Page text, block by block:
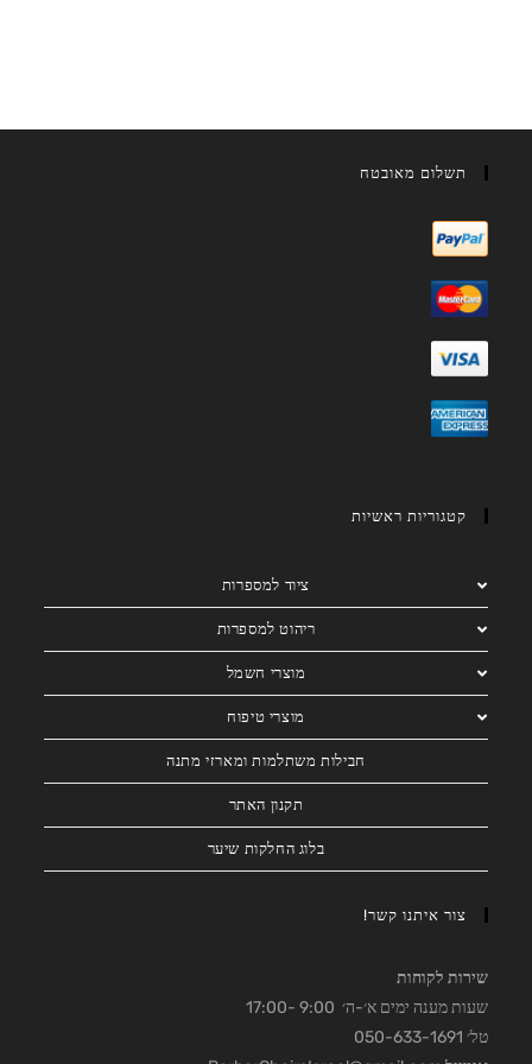
תשלום מאובטח
קטגוריות ראשיות
ציוד למספרות
ריהוט למספרות
מוצרי חשמל
מוצרי טיפוח
חבילות משתלמות ומארזי מתנה
תקנון האתר
בלוג החלקות שיער
צור איתנו קשר!
שירות לקוחות
שעות מענה ימים א׳-ה׳ 9:00 -17:00
טל׳ 050-633-1691